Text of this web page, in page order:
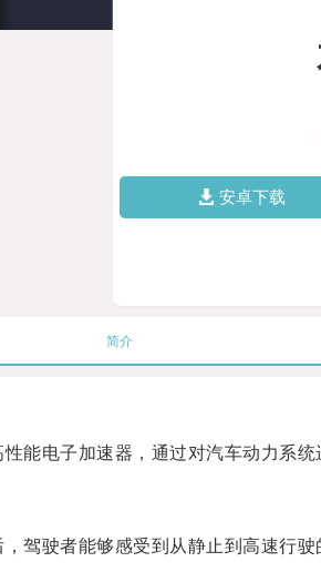
安卓下载
简介
电子加速器，通过对汽车动力系统
驶者能够感受到从静止到高速行驶